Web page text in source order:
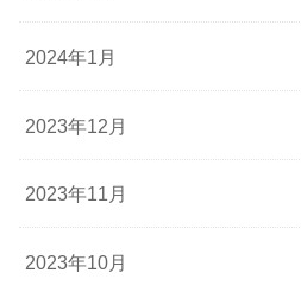
2024年1月
2023年12月
2023年11月
2023年10月